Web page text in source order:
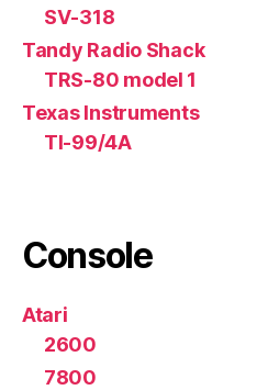
SV-318
Tandy Radio Shack
TRS-80 model 1
Texas Instruments
TI-99/4A
Console
Atari
2600
7800